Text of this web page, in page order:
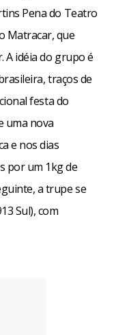
Pena do Teatro
Matracar, que
A idéia do grupo é
traços de
festa do
uma nova
e nos dias
por um 1kg de
a trupe se
Sul), com